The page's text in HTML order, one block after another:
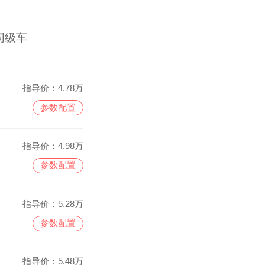
级车
指导价： 4.78万
参数配置
指导价： 4.98万
参数配置
指导价： 5.28万
参数配置
指导价： 5.48万